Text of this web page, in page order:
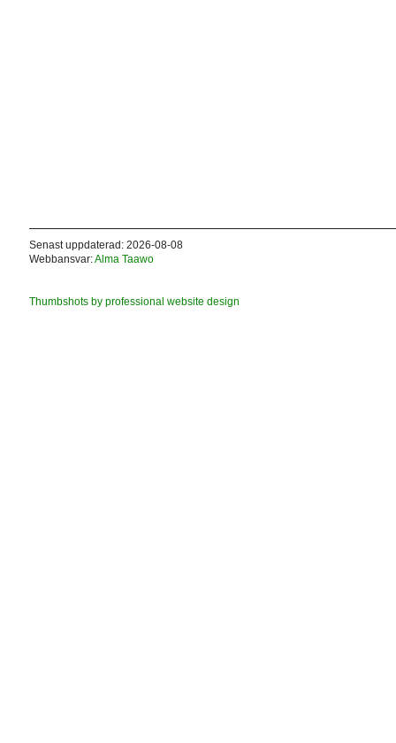
Senast uppdaterad: 2026-08-08
Webbansvar:Alma Taawo
Thumbshots by professional website design